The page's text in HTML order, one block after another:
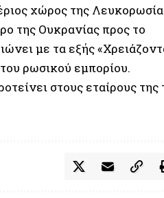
χώρος της
της Ουκρανίας προς το
με τα εξής
ρωσικού εμπορίου.
στους εταίρους της